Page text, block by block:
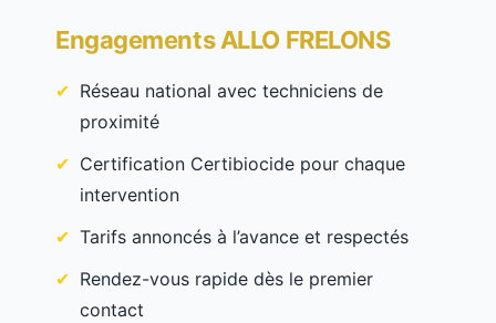
Engagements ALLO FRELONS
Réseau national avec techniciens de
proximité
Certification Certibiocide pour chaque
intervention
Tarifs annoncés à l’avance et respectés
Rendez-vous rapide dès le premier
contact